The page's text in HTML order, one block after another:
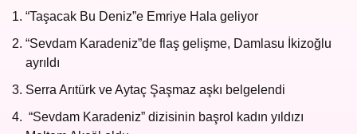
“Taşacak Bu Deniz”e Emriye Hala geliyor
“Sevdam Karadeniz”de flaş gelişme, Damlasu İkizoğlu
ayrıldı
Serra Arıtürk ve Aytaç Şaşmaz aşkı belgelendi
“Sevdam Karadeniz” dizisinin başrol kadın yıldızı